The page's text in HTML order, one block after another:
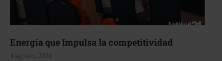
Energía que Impulsa la competitividad
4 agosto, 2026